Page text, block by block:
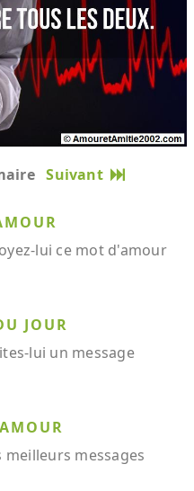
Suivant
lui ce mot d'amour
JOUR
lui un message
messages